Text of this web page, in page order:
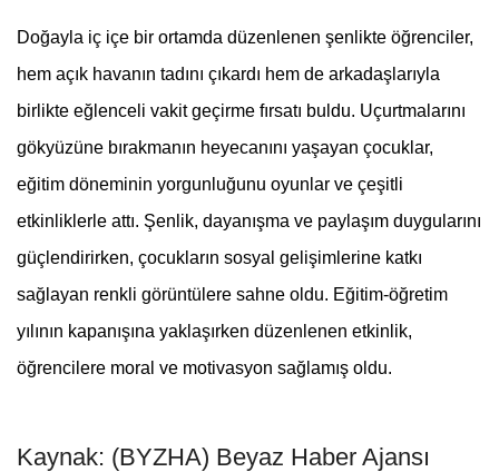
Doğayla iç içe bir ortamda düzenlenen şenlikte öğrenciler,
hem açık havanın tadını çıkardı hem de arkadaşlarıyla
birlikte eğlenceli vakit geçirme fırsatı buldu. Uçurtmalarını
gökyüzüne bırakmanın heyecanını yaşayan çocuklar,
eğitim döneminin yorgunluğunu oyunlar ve çeşitli
etkinliklerle attı. Şenlik, dayanışma ve paylaşım duygularını
güçlendirirken, çocukların sosyal gelişimlerine katkı
sağlayan renkli görüntülere sahne oldu. Eğitim-öğretim
yılının kapanışına yaklaşırken düzenlenen etkinlik,
öğrencilere moral ve motivasyon sağlamış oldu.
Kaynak: (BYZHA) Beyaz Haber Ajansı